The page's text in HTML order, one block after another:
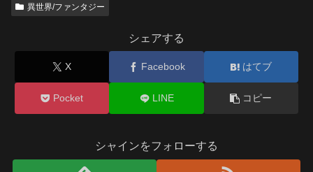
異世界/ファンタジー
シェアする
X Facebook はてブ
Pocket LINE コピー
シャインをフォローする